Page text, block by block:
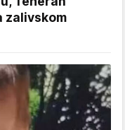
zalivskom